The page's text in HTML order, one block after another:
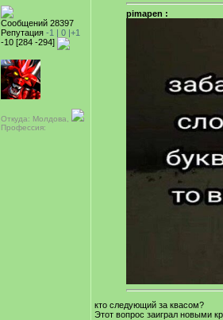
Сообщений 28397
Репутация -1 | 0 |+1
-10 [284 -294]
Откуда: Молдова,
Профессия:
pimapen :
кто следующий за квасом?
Этот вопрос заиграл новыми